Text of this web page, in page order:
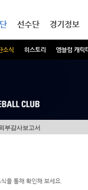
소식 히스토리 엠블럼 캐릭
선수단 경기정보
부감사보고서
을 통해 확인해 보세요.